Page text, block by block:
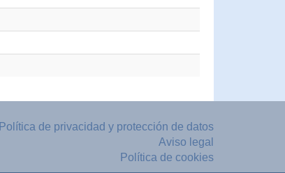
Política de privacidad y protección de datos
Aviso legal
Política de cookies